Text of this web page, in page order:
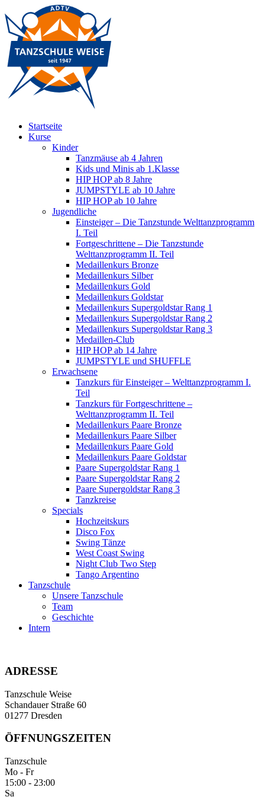
Startseite
Kurse
Kinder
Tanzmäuse ab 4 Jahren
Kids und Minis ab 1.Klasse
HIP HOP ab 8 Jahre
JUMPSTYLE ab 10 Jahre
HIP HOP ab 10 Jahre
Jugendliche
Einsteiger – Die Tanzstunde Welttanzprogramm
I. Teil
Fortgeschrittene – Die Tanzstunde
Welttanzprogramm II. Teil
Medaillenkurs Bronze
Medaillenkurs Silber
Medaillenkurs Gold
Medaillenkurs Goldstar
Medaillenkurs Supergoldstar Rang 1
Medaillenkurs Supergoldstar Rang 2
Medaillenkurs Supergoldstar Rang 3
Medaillen-Club
HIP HOP ab 14 Jahre
JUMPSTYLE und SHUFFLE
Erwachsene
Tanzkurs für Einsteiger – Welttanzprogramm I.
Teil
Tanzkurs für Fortgeschrittene –
Welttanzprogramm II. Teil
Medaillenkurs Paare Bronze
Medaillenkurs Paare Silber
Medaillenkurs Paare Gold
Medaillenkurs Paare Goldstar
Paare Supergoldstar Rang 1
Paare Supergoldstar Rang 2
Paare Supergoldstar Rang 3
Tanzkreise
Specials
Hochzeitskurs
Disco Fox
Swing Tänze
West Coast Swing
Night Club Two Step
Tango Argentino
Tanzschule
Unsere Tanzschule
Team
Geschichte
Intern
ADRESSE
Tanzschule Weise
Schandauer Straße 60
01277 Dresden
ÖFFNUNGSZEITEN
Tanzschule
Mo - Fr
15:00 - 23:00
Sa